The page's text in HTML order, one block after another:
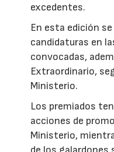
excedentes.
En esta edición
candidaturas en
convocadas,
Extraordinario,
Ministerio.
Los premiados
acciones de
Ministerio,